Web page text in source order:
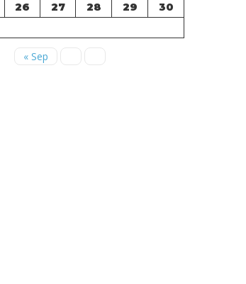
26 27 28 29
30
« Sep